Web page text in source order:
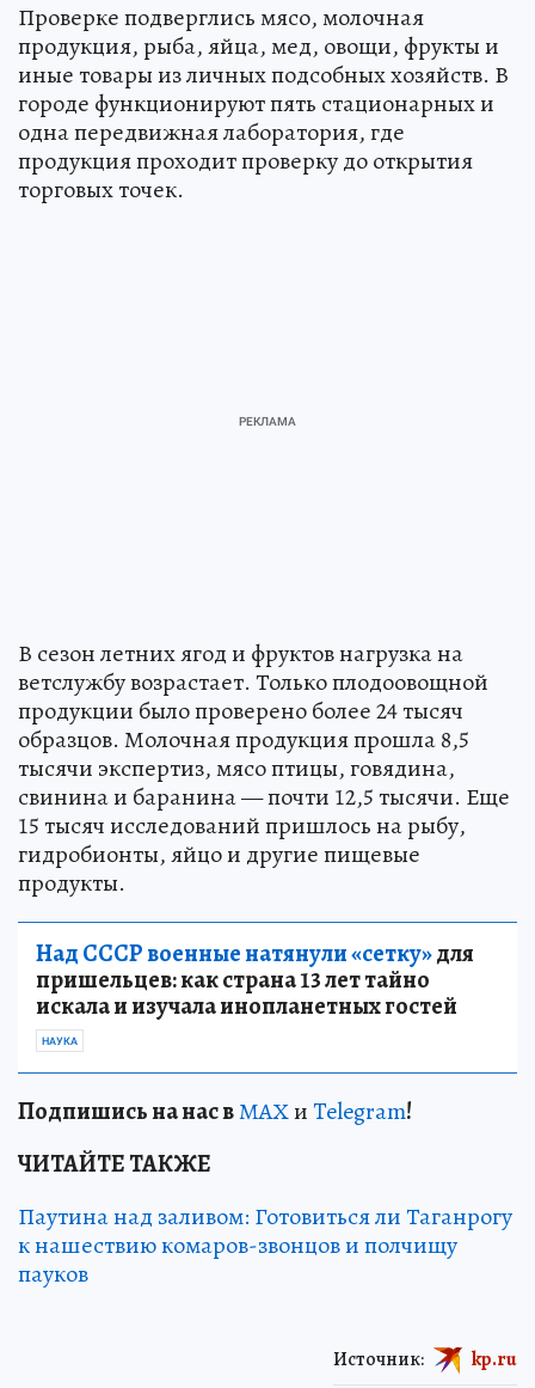
Проверке подверглись мясо, молочная
продукция, рыба, яйца, мед, овощи, фрукты и
иные товары из личных подсобных хозяйств. В
городе функционируют пять стационарных и
одна передвижная лаборатория, где
продукция проходит проверку до открытия
торговых точек.
В сезон летних ягод и фруктов нагрузка на
ветслужбу возрастает. Только плодоовощной
продукции было проверено более 24 тысяч
образцов. Молочная продукция прошла 8,5
тысячи экспертиз, мясо птицы, говядина,
свинина и баранина — почти 12,5 тысячи. Еще
15 тысяч исследований пришлось на рыбу,
гидробионты, яйцо и другие пищевые
продукты.
Над СССР военные натянули «сетку»для
пришельцев: как страна 13 лет тайно
искала и изучала инопланетных гостей
НАУКА
Подпишись на нас вМАХиTelegram!
ЧИТАЙТЕ ТАКЖЕ
Паутина над заливом: Готовиться ли Таганрогу
к нашествию комаров-звонцов и полчищу
пауков
Источник: kp.ru